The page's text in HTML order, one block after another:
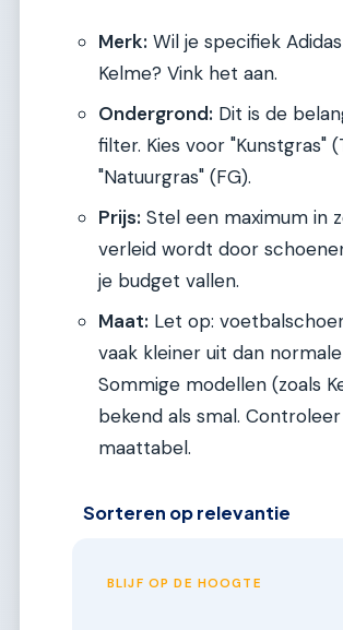
Merk: Wil je specifiek
Kelme? Vink het aan.
Ondergrond: Dit is de
filter. Kies voor "Kunstgras"
"Natuurgras" (FG).
Prijs: Stel een maximum in
verleid wordt door
je budget vallen.
Maat: Let op:
vaak kleiner uit dan
Sommige modellen (zoals
bekend als smal.
maattabel.
Sorteren op relevantie
BLIJF OP DE HOOGTE